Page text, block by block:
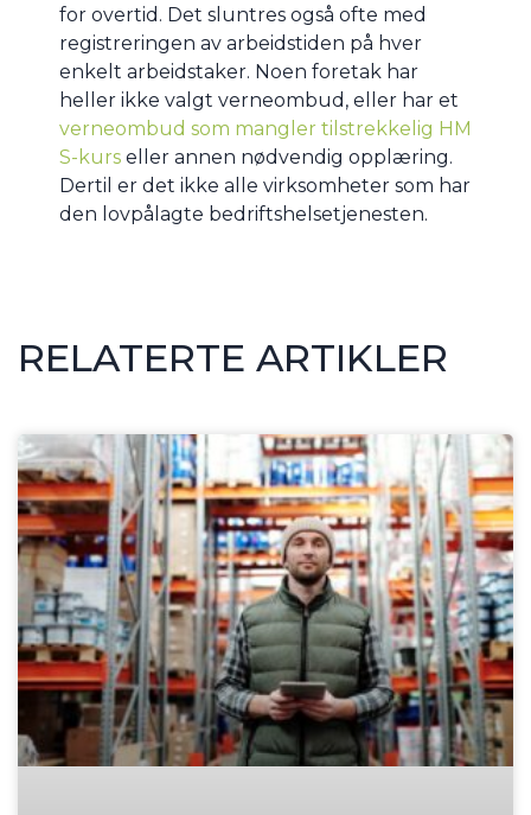
for overtid. Det sluntres også ofte med
registreringen av arbeidstiden på hver
enkelt arbeidstaker. Noen foretak har
heller ikke valgt verneombud, eller har et
verneombud som mangler tilstrekkelig HM
S-kurs eller annen nødvendig opplæring.
Dertil er det ikke alle virksomheter som har
den lovpålagte bedriftshelsetjenesten.
RELATERTE ARTIKLER